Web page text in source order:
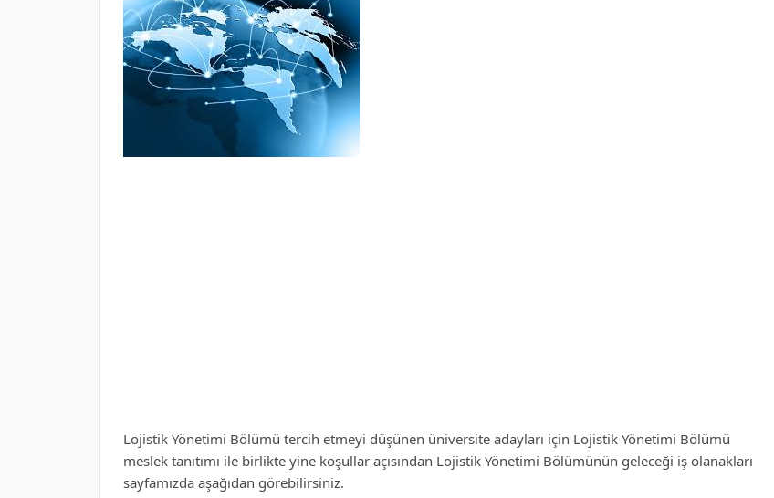
Lojistik Yönetimi Bölümü tercih etmeyi düşünen üniversite adayları için Lojistik Yönetimi Bölümü
meslek tanıtımı ile birlikte yine koşullar açısından Lojistik Yönetimi Bölümünün geleceği iş olanakları
sayfamızda aşağıdan görebilirsiniz.